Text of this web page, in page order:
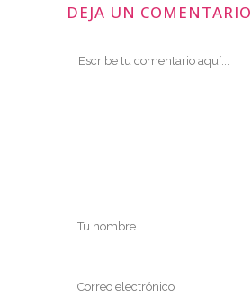
DEJA UN COMENTARIO